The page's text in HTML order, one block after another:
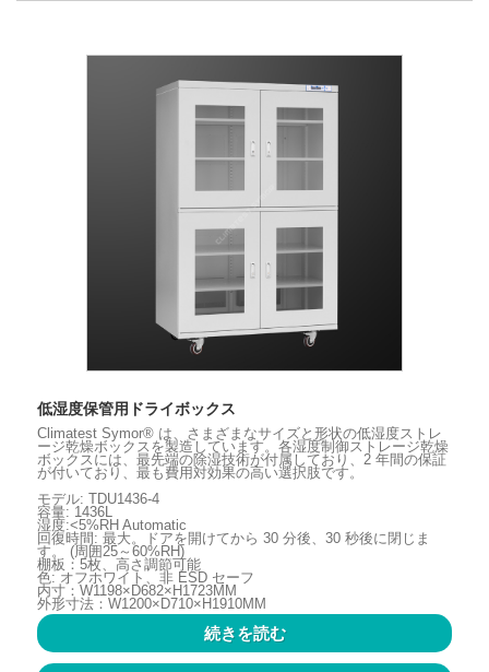
低湿度保管用ドライボックス
Climatest Symor® は、さまざまなサイズと形状の低湿度ストレ
ージ乾燥ボックスを製造しています。各湿度制御ストレージ乾燥
ボックスには、最先端の除湿技術が付属しており、2 年間の保証
が付いており、最も費用対効果の高い選択肢です。
モデル: TDU1436-4
容量: 1436L
湿度:<5%RH Automatic
回復時間: 最大。ドアを開けてから 30 分後、30 秒後に閉じま
す。 (周囲25～60%RH)
棚板：5枚、高さ調節可能
色: オフホワイト、非 ESD セーフ
内寸：W1198×D682×H1723MM
外形寸法：W1200×D710×H1910MM
続きを読む